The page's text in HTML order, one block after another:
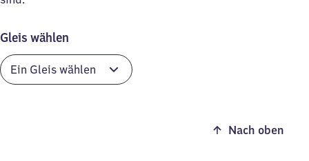
Gleis wählen
Nach oben